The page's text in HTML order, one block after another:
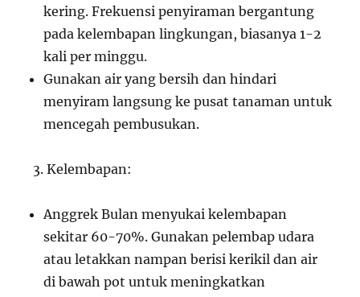
kering. Frekuensi penyiraman bergantung
pada kelembapan lingkungan, biasanya 1-2
kali per minggu.
Gunakan air yang bersih dan hindari
menyiram langsung ke pusat tanaman untuk
mencegah pembusukan.
Kelembapan:
Anggrek Bulan menyukai kelembapan
sekitar 60-70%. Gunakan pelembap udara
atau letakkan nampan berisi kerikil dan air
di bawah pot untuk meningkatkan